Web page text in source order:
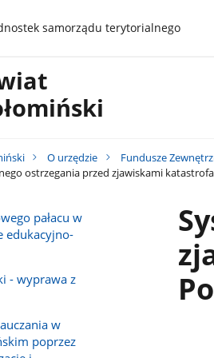
samorządu terytorialnego
O urzędzie Fundusze
ostrzegania przed zjawiskami
pałacu w
edukacyjno-
- wyprawa z
w
poprzez